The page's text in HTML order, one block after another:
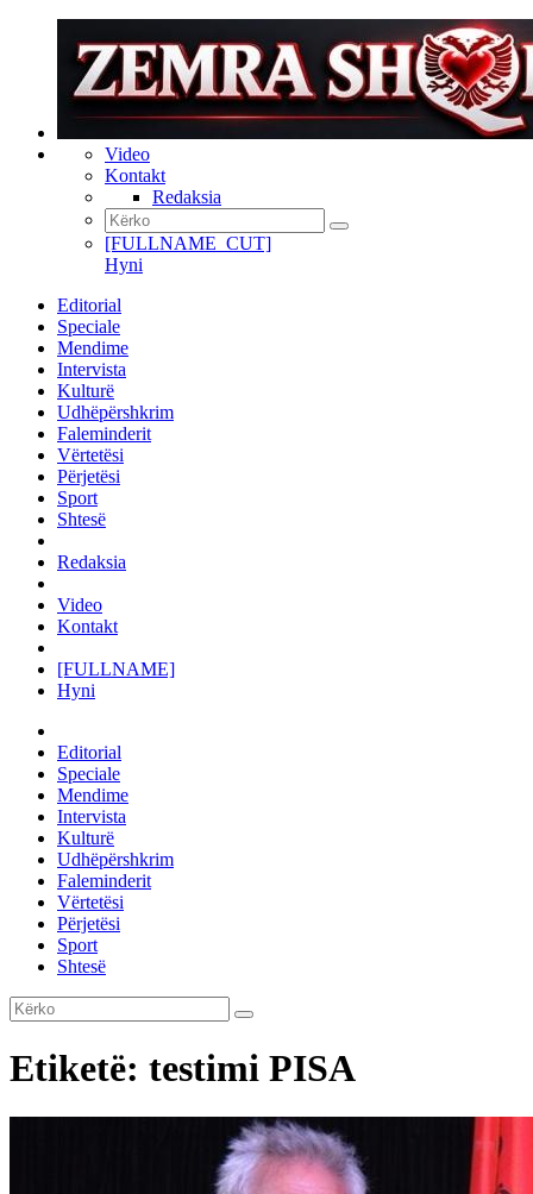
Video
Kontakt
Redaksia
[FULLNAME_CUT]
Hyni
Editorial
Speciale
Mendime
Intervista
Kulturë
Udhëpërshkrim
Faleminderit
Vërtetësi
Përjetësi
Sport
Shtesë
Redaksia
Video
Kontakt
[FULLNAME]
Hyni
Editorial
Speciale
Mendime
Intervista
Kulturë
Udhëpërshkrim
Faleminderit
Vërtetësi
Përjetësi
Sport
Shtesë
Etiketë: testimi PISA